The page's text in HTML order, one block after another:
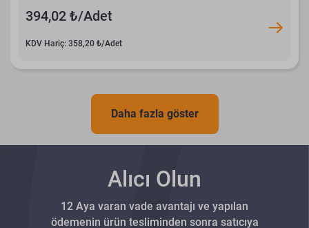
394,02 ₺/Adet
KDV Hariç: 358,20 ₺/Adet
Daha fazla göster
Alıcı Olun
12 Aya varan vade avantajı ve yapılan
ödemenin ürün tesliminden sonra satıcıya